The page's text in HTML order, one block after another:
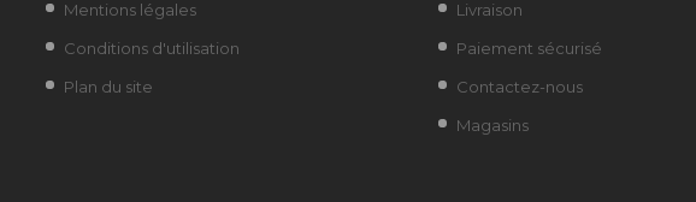
Mentions légales
Conditions d'utilisation
Plan du site
Livraison
Paiement sécurisé
Contactez-nous
Magasins